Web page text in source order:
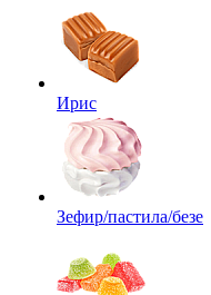
Ирис
Зефир/пастила/безе